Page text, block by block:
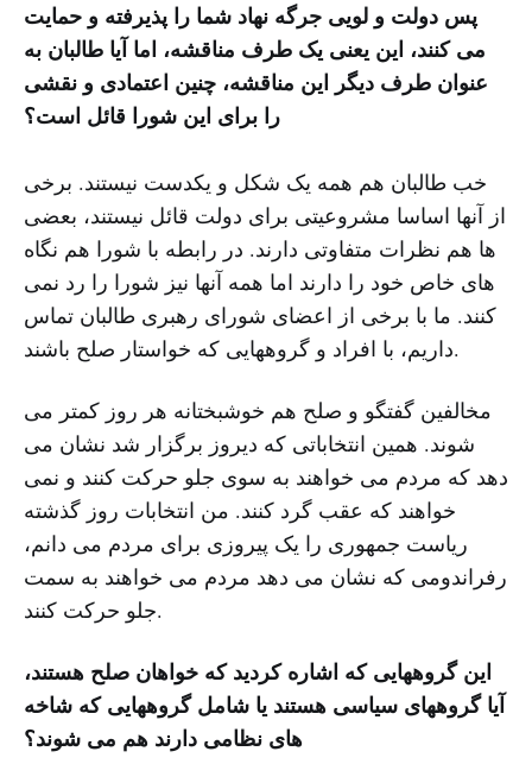
پس دولت و لویی جرگه نهاد شما را پذیرفته و حمایت
می کنند، این یعنی یک طرف مناقشه، اما آیا طالبان به
عنوان طرف دیگر این مناقشه، چنین اعتمادی و نقشی
را برای این شورا قائل است؟
خب طالبان هم همه یک شکل و یکدست نیستند. برخی
از آنها اساسا مشروعیتی برای دولت قائل نیستند، بعضی
ها هم نظرات متفاوتی دارند. در رابطه با شورا هم نگاه
های خاص خود را دارند اما همه آنها نیز شورا را رد نمی
کنند. ما با برخی از اعضای شورای رهبری طالبان تماس
داریم، با افراد و گروههایی که خواستار صلح باشند.
مخالفین گفتگو و صلح هم خوشبختانه هر روز کمتر می
شوند. همین انتخاباتی که دیروز برگزار شد نشان می
دهد که مردم می خواهند به سوی جلو حرکت کنند و نمی
خواهند که عقب گرد کنند. من انتخابات روز گذشته
ریاست جمهوری را یک پیروزی برای مردم می دانم،
رفراندومی که نشان می دهد مردم می خواهند به سمت
جلو حرکت کنند.
این گروههایی که اشاره کردید که خواهان صلح هستند،
آیا گروههای سیاسی هستند یا شامل گروههایی که شاخه
های نظامی دارند هم می شوند؟